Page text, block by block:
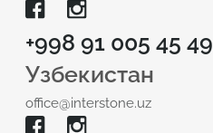
+998 91 005 45 49
Узбекистан
office@interstone.uz